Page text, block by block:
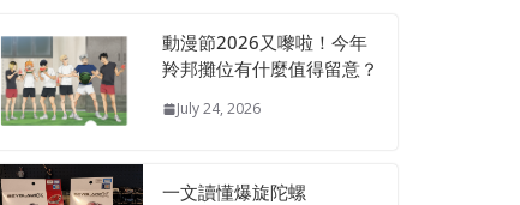
動漫節2026又嚟啦！今年
羚邦攤位有什麼值得留意？
July 24, 2026
一文讀懂爆旋陀螺